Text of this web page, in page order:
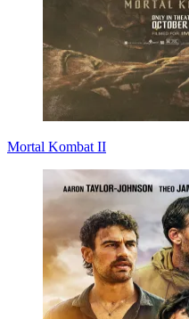
Mortal Kombat II